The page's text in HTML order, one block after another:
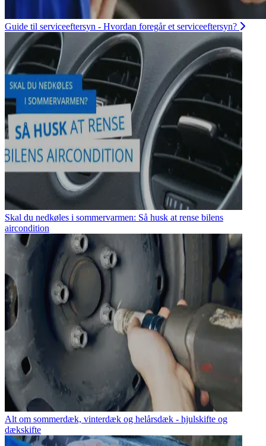
Guide til serviceeftersyn - Hvordan foregår et serviceeftersyn?
Skal du nedkøles i sommervarmen: Så husk at rense bilens
aircondition
Alt om sommerdæk, vinterdæk og helårsdæk - hjulskifte og
dækskifte